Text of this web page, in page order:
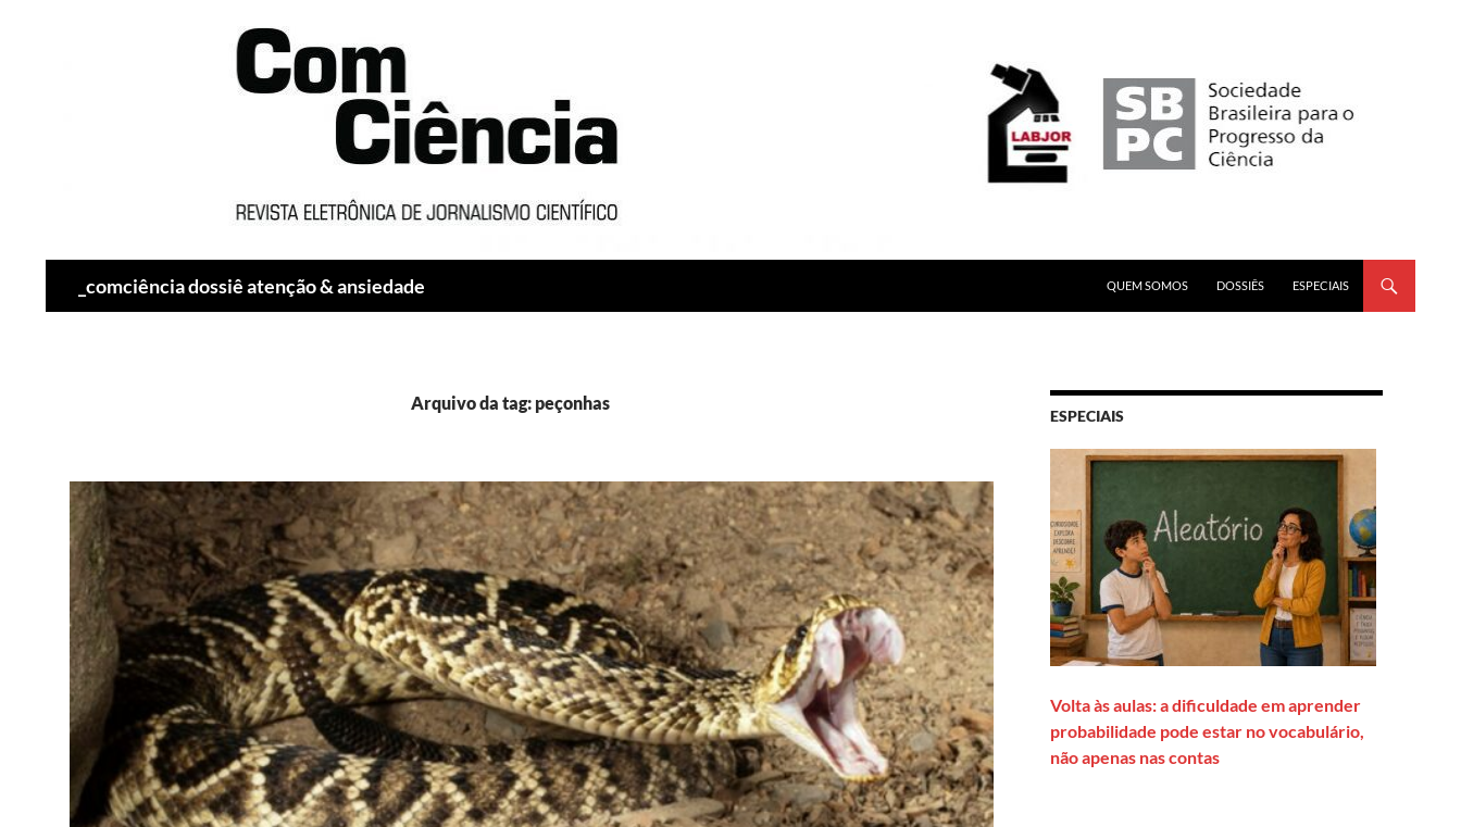
_comciência dossiê atenção & ansiedade
QUEM SOMOS
DOSSIÊS ESPECIAIS
Arquivo da tag: peçonhas
ESPECIAIS
Volta às aulas: a dificuldade em aprender
probabilidade pode estar no vocabulário,
não apenas nas contas